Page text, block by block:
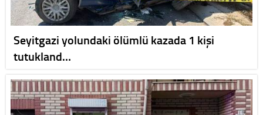
Seyitgazi yolundaki ölümlü kazada 1 kişi
tutukland…